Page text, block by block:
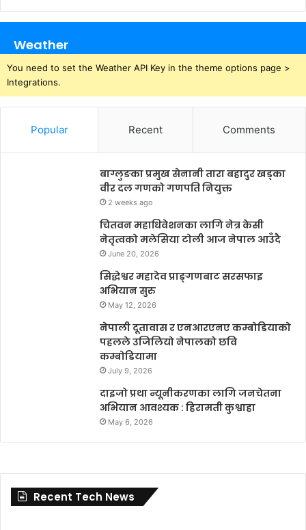
Weather
You need to set the Weather API Key in the theme options page >
Integrations.
Popular Recent Comments
बाग्लुङका प्रमुख सेनानी तारा बहादुर खड्का
वीर दल गणको गणपति नियुक्त
2 weeks ago
चितवन महाधिवेशनका लागि नेत्र केसी
नेतृत्वको मलेसिया टोली आज नेपाल आउँदै
June 20, 2026
सिद्धेश्वर महादेव प्राङ्गणबाट सरसफाइ
अभियान सुरु
May 12, 2026
नेपाली दूतावास र एनआरएनए कम्बोडियाको
पहलले उजिलियो नेपालको छवि
कम्बोडियामा
July 9, 2026
दाइजो प्रथा न्यूनीकरणका लागि जनचेतना
अभियान आवश्यक : हिरामती कुश्वाहा
May 6, 2026
Recent Tech News